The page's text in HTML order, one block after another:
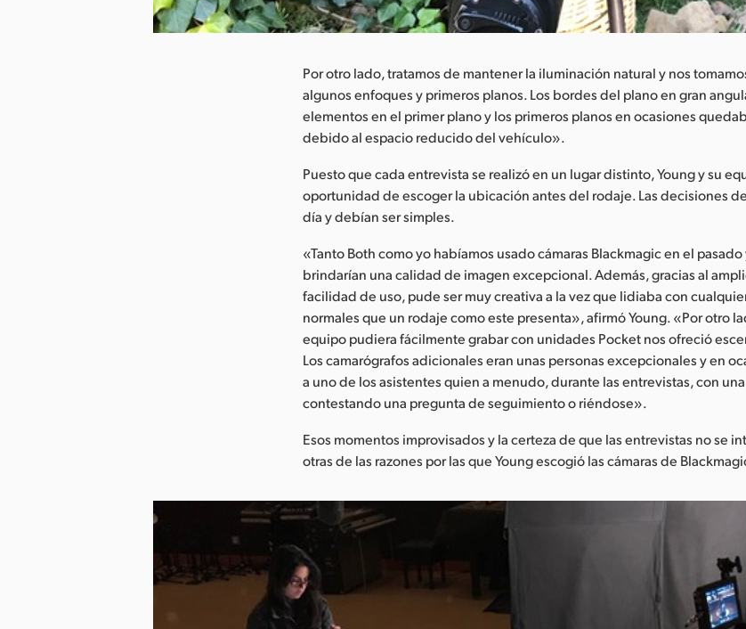
Por otro lado, tratamos de mantener la iluminación natural y nos
algunos enfoques y primeros planos. Los bordes del plano en gran
elementos en el primer plano y los primeros planos en ocasiones
debido al espacio reducido del vehículo».
Puesto que cada entrevista se realizó en un lugar distinto, Young y su
oportunidad de escoger la ubicación antes del rodaje. Las decisiones
día y debían ser simples.
«Tanto Both como yo habíamos usado cámaras Blackmagic en el
brindarían una calidad de imagen excepcional. Además, gracias al
facilidad de uso, pude ser muy creativa a la vez que lidiaba con
normales que un rodaje como este presenta», afirmó Young. «Por otro
equipo pudiera fácilmente grabar con unidades Pocket nos ofreció
Los camarógrafos adicionales eran unas personas excepcionales y en
a uno de los asistentes quien a menudo, durante las entrevistas, con
contestando una pregunta de seguimiento o riéndose».
Esos momentos improvisados y la certeza de que las entrevistas no se
otras de las razones por las que Young escogió las cámaras de